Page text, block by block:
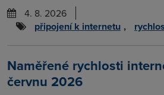
4. 8. 2026
připojení k internetu ,
Naměřené rychlosti
červnu 2026